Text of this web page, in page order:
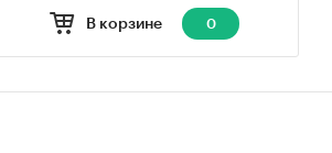
В корзине 0